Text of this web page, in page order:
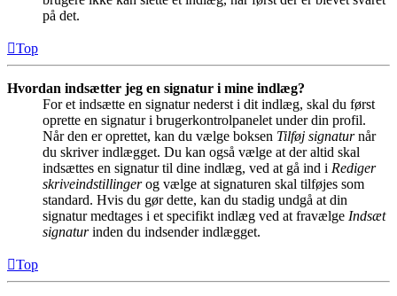
på det.
Top
Hvordan indsætter jeg en signatur i mine indlæg?
For et indsætte en signatur nederst i dit indlæg, skal du først
oprette en signatur i brugerkontrolpanelet under din profil.
Når den er oprettet, kan du vælge boksen Tilføj signaturnår
du skriver indlægget. Du kan også vælge at der altid skal
indsættes en signatur til dine indlæg, ved at gå ind i Rediger
skriveindstillingerog vælge at signaturen skal tilføjes som
standard. Hvis du gør dette, kan du stadig undgå at din
signatur medtages i et specifikt indlæg ved at fravælge Indsæt
signaturinden du indsender indlægget.
Top